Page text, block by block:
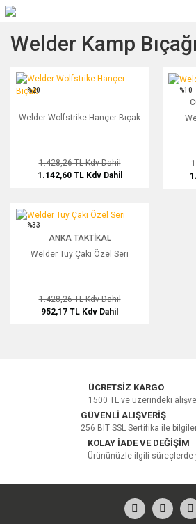
Welder Kamp Bıçağı
Welder Wolfstrike Hançer Bıçak
%20
Welder Wolfstrike Hançer Bıçak
1.428,26 TLKdv Dahil
1.142,60 TL Kdv Dahil
%10
Welder Tüy Çakı Özel Seri
%33
ANKA TAKTIKAL
Welder Tüy Çakı Özel Seri
1.428,26 TLKdv Dahil
952,17 TL Kdv Dahil
ÜCRETSİZ KARGO
1500 TL ve üzerindeki
GÜVENLİ ALIŞVERİŞ
256 BIT SSL Sertifika ile
KOLAY İADE VE DEĞİŞİM
Ürününüzle ilgili süreçlerde